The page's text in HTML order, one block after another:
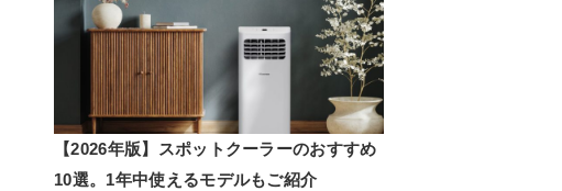
【2026年版】スポットクーラーのおすすめ
10選。1年中使えるモデルもご紹介